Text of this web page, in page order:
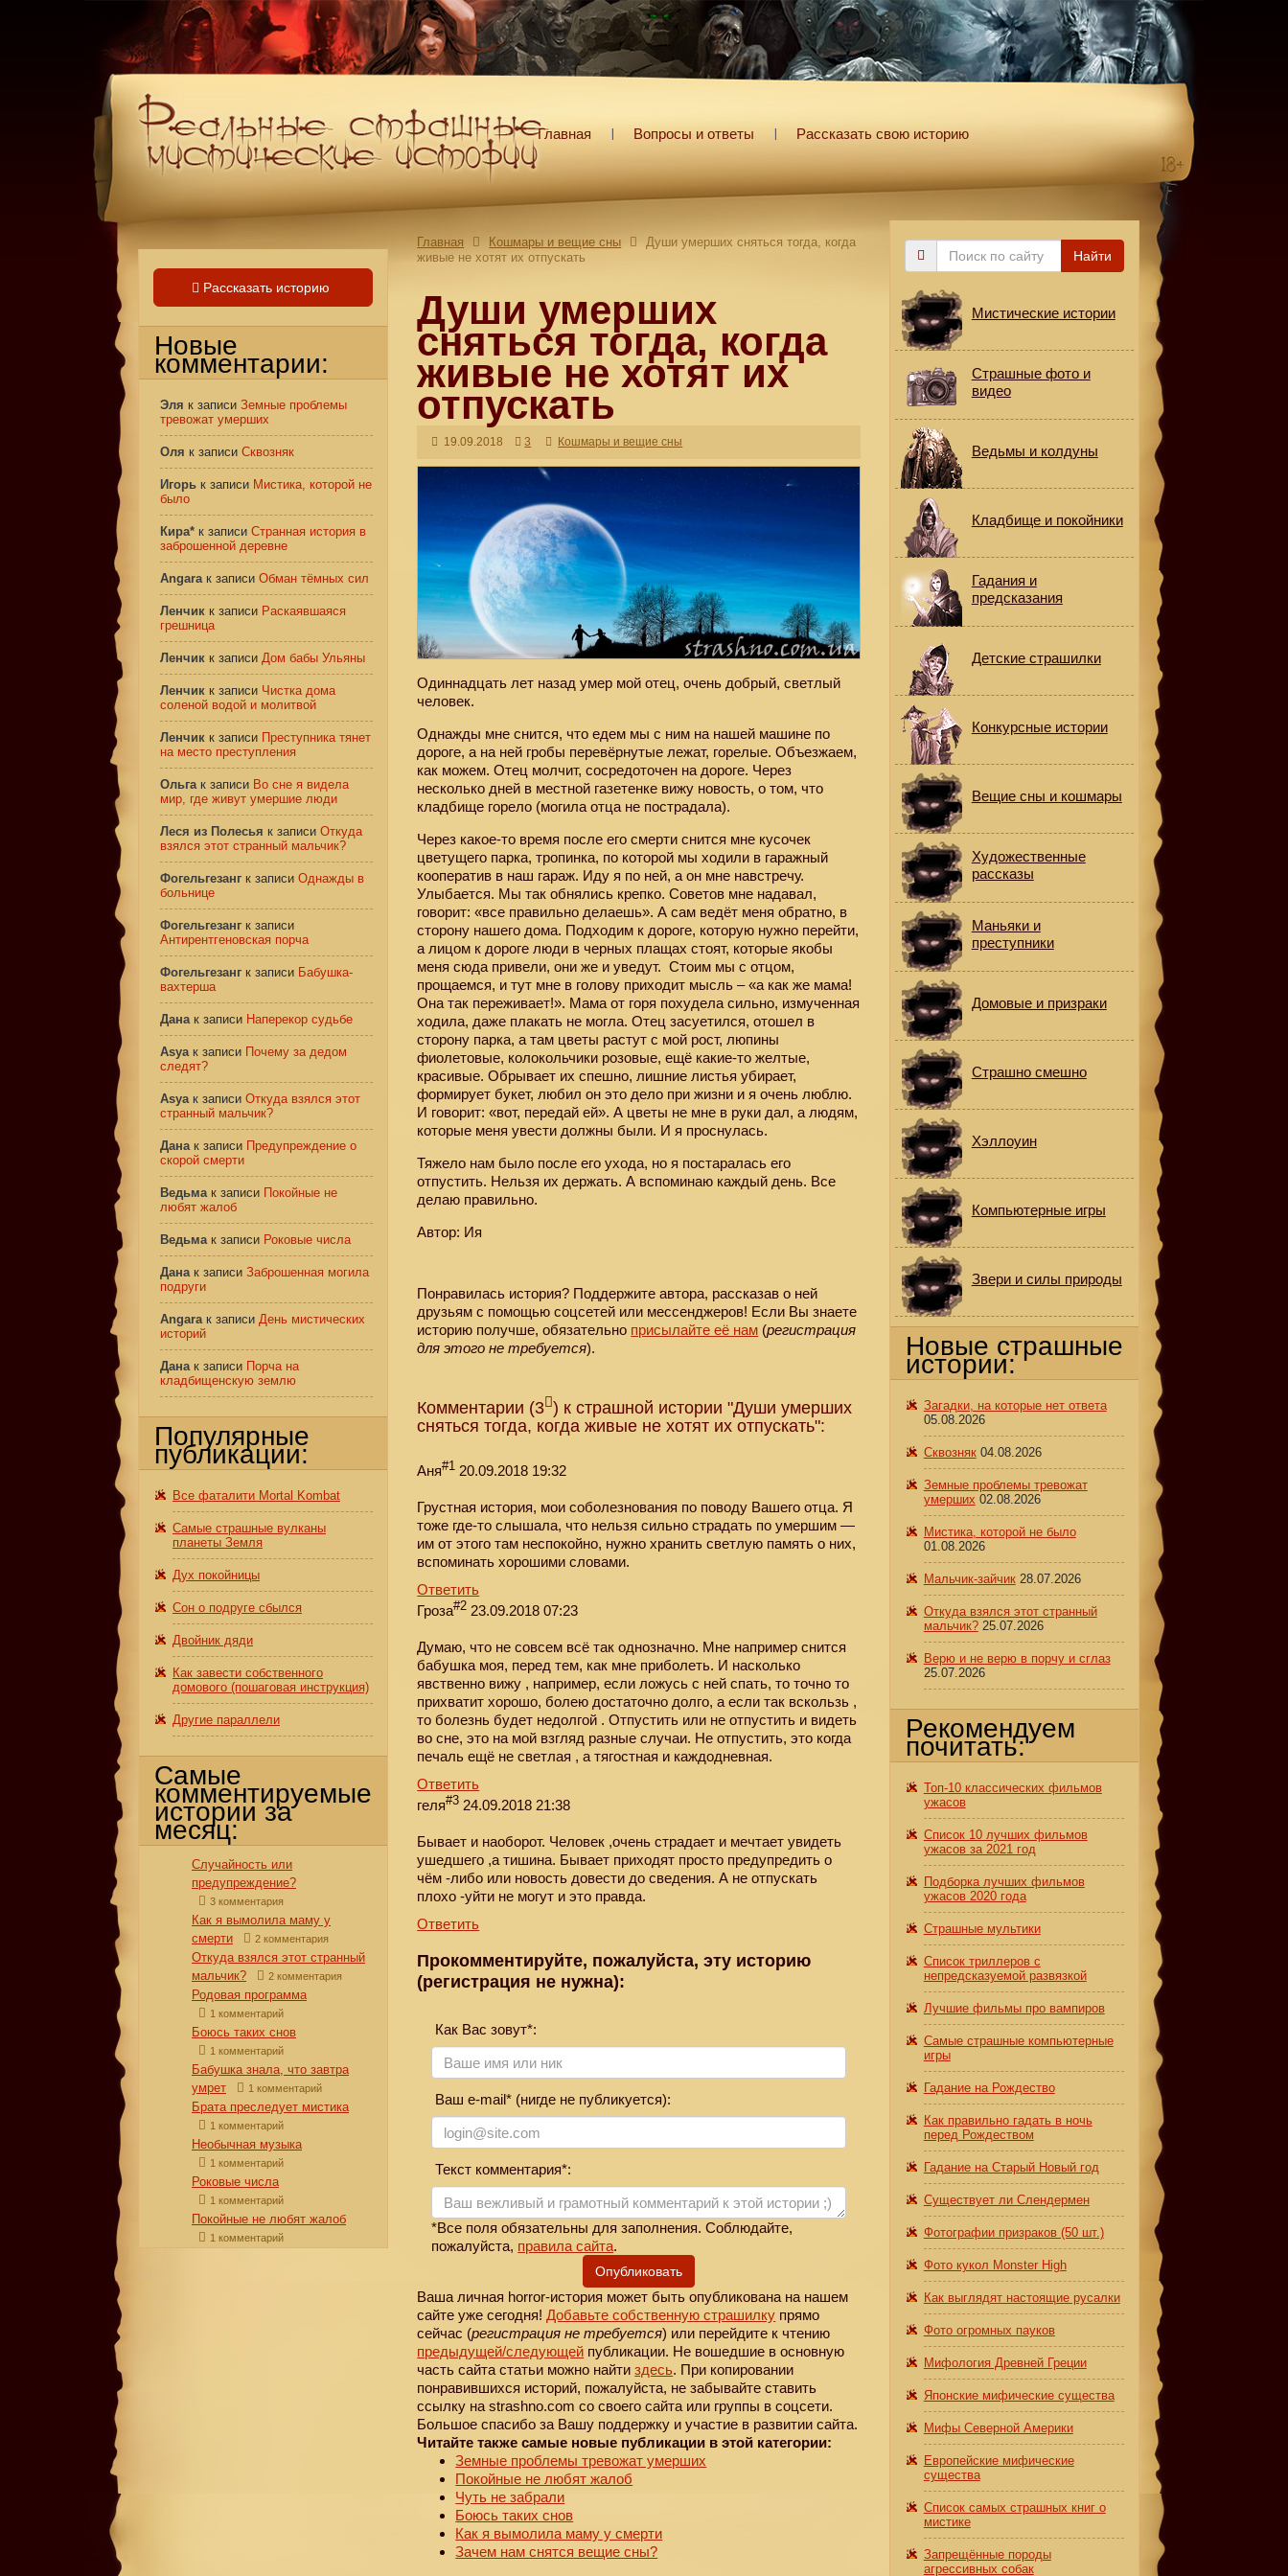
Главная Вопросы и ответы Рассказать свою историю
Главная Кошмары и вещие сны
Души умерших сняться тогда, когда
живые не хотят их отпускать
Души умерших
сняться тогда, когда
живые не хотят их
отпускать
19.09.2018 3 Кошмары и вещие сны
Одиннадцать лет назад умер мой отец, очень добрый, светлый
человек.
Однажды мне снится, что едем мы с ним на нашей машине по
дороге, а на ней гробы перевёрнутые лежат, горелые. Объезжаем,
как можем. Отец молчит, сосредоточен на дороге. Через
несколько дней в местной газетенке вижу новость, о том, что
кладбище горело (могила отца не пострадала).
Через какое-то время после его смерти снится мне кусочек
цветущего парка, тропинка, по которой мы ходили в гаражный
кооператив в наш гараж. Иду я по ней, а он мне навстречу.
Улыбается. Мы так обнялись крепко. Советов мне надавал,
говорит: «все правильно делаешь». А сам ведёт меня обратно, в
сторону нашего дома. Подходим к дороге, которую нужно перейти,
а лицом к дороге люди в черных плащах стоят, которые якобы
меня сюда привели, они же и уведут. Стоим мы с отцом,
прощаемся, и тут мне в голову приходит мысль – «а как же мама!
Она так переживает!». Мама от горя похудела сильно, измученная
ходила, даже плакать не могла. Отец засуетился, отошел в
сторону парка, а там цветы растут с мой рост, люпины
фиолетовые, колокольчики розовые, ещё какие-то желтые,
красивые. Обрывает их спешно, лишние листья убирает,
формирует букет, любил он это дело при жизни и я очень люблю.
И говорит: «вот, передай ей». А цветы не мне в руки дал, а людям,
которые меня увести должны были. И я проснулась.
Тяжело нам было после его ухода, но я постаралась его
отпустить. Нельзя их держать. А вспоминаю каждый день. Все
делаю правильно.
Автор: Ия
Понравилась история? Поддержите автора, рассказав о ней
друзьям с помощью соцсетей или мессенджеров! Если Вы знаете
историю получше, обязательно присылайте её нам (регистрация
для этого не требуется).
Комментарии (3 ) к страшной истории "Души умерших
сняться тогда, когда живые не хотят их отпускать":
Аня#1 20.09.2018 19:32
Грустная история, мои соболезнования по поводу Вашего отца. Я
тоже где-то слышала, что нельзя сильно страдать по умершим —
им от этого там неспокойно, нужно хранить светлую память о них,
вспоминать хорошими словами.
Ответить
Гроза#2 23.09.2018 07:23
Думаю, что не совсем всё так однозначно. Мне например снится
бабушка моя, перед тем, как мне приболеть. И насколько
явственно вижу , например, если ложусь с ней спать, то точно то
прихватит хорошо, болею достаточно долго, а если так вскользь ,
то болезнь будет недолгой . Отпустить или не отпустить и видеть
во сне, это на мой взгляд разные случаи. Не отпустить, это когда
печаль ещё не светлая , а тягостная и каждодневная.
Ответить
геля#3 24.09.2018 21:38
Бывает и наоборот. Человек ,очень страдает и мечтает увидеть
ушедшего ,а тишина. Бывает приходят просто предупредить о
чём -либо или новость довести до сведения. А не отпускать
плохо -уйти не могут и это правда.
Ответить
Прокомментируйте, пожалуйста, эту историю
(регистрация не нужна):
Как Вас зовут*:
Ваш e-mail* (нигде не публикуется):
Текст комментария*:
*Все поля обязательны для заполнения. Соблюдайте,
пожалуйста, правила сайта.
Опубликовать
Ваша личная horror-история может быть опубликована на нашем
сайте уже сегодня!Добавьте собственную страшилку прямо
сейчас (регистрация не требуется) или перейдите к чтению
предыдущей/следующей публикации. Не вошедшие в основную
часть сайта статьи можно найтиздесь. При копировании
понравившихся историй, пожалуйста, не забывайте ставить
ссылку на strashno.com со своего сайта или группы в соцсети.
Большое спасибо за Вашу поддержку и участие в развитии сайта.
Читайте также самые новые публикации в этой категории:
Земные проблемы тревожат умерших
Покойные не любят жалоб
Чуть не забрали
Боюсь таких снов
Как я вымолила маму у смерти
Зачем нам снятся вещие сны?
Рассказать историю
Новые
комментарии:
Эля к записи Земные проблемы
тревожат умерших
Оля к записи Сквозняк
Игорь к записи Мистика, которой не
было
Кира* к записи Странная история в
заброшенной деревне
Angaraк записи Обман тёмных сил
Ленчик к записи Раскаявшаяся
грешница
Ленчик к записи Дом бабы Ульяны
Ленчик к записи Чистка дома
соленой водой и молитвой
Ленчик к записи Преступника тянет
на место преступления
Ольгак записи Во сне я видела
мир, где живут умершие люди
Леся из Полесья к записи Откуда
взялся этот странный мальчик?
Фогельгезанг к записи Однажды в
больнице
Фогельгезанг к записи
Антирентгеновская порча
Фогельгезанг к записи Бабушка-
вахтерша
Данак записи Наперекор судьбе
Asyaк записи Почему за дедом
следят?
Asyaк записи Откуда взялся этот
странный мальчик?
Данак записи Предупреждение о
скорой смерти
Ведьмак записи Покойные не
любят жалоб
Ведьмак записи Роковые числа
Данак записи Заброшенная могила
подруги
Angaraк записи День мистических
историй
Данак записи Порча на
кладбищенскую землю
Популярные
публикации:
Все фаталити Mortal Kombat
Самые страшные вулканы
планеты Земля
Дух покойницы
Сон о подруге сбылся
Двойник дяди
Как завести собственного
домового (пошаговая инструкция)
Другие параллели
Самые
комментируемые
истории за
месяц:
Случайность или
предупреждение?
3 комментария
Как я вымолила маму у
смерти
2 комментария
Откуда взялся этот странный
мальчик?
2 комментария
Родовая программа
1 комментарий
Боюсь таких снов
1 комментарий
Бабушка знала, что завтра
умрет
1 комментарий
Брата преследует мистика
1 комментарий
Необычная музыка
1 комментарий
Роковые числа
1 комментарий
Покойные не любят жалоб
1 комментарий
Поиск
Найти
Мистические истории
Страшные фото и
видео
Ведьмы и колдуны
Кладбище и покойники
Гадания и
предсказания
Детские страшилки
Конкурсные истории
Вещие сны и кошмары
Художественные
рассказы
Маньяки и
преступники
Домовые и призраки
Страшно смешно
Хэллоуин
Компьютерные игры
Звери и силы природы
Новые страшные
истории:
Загадки, на которые нет ответа
05.08.2026
Сквозняк 04.08.2026
Земные проблемы тревожат
умерших 02.08.2026
Мистика, которой не было
01.08.2026
Мальчик-зайчик 28.07.2026
Откуда взялся этот странный
мальчик? 25.07.2026
Верю и не верю в порчу и сглаз
25.07.2026
Рекомендуем
почитать:
Топ-10 классических фильмов
ужасов
Список 10 лучших фильмов
ужасов за 2021 год
Подборка лучших фильмов
ужасов 2020 года
Страшные мультики
Список триллеров с
непредсказуемой развязкой
Лучшие фильмы про вампиров
Самые страшные компьютерные
игры
Гадание на Рождество
Как правильно гадать в ночь
перед Рождеством
Гадание на Старый Новый год
Существует ли Слендермен
Фотографии призраков (50 шт.)
Фото кукол Monster High
Как выглядят настоящие русалки
Фото огромных пауков
Мифология Древней Греции
Японские мифические существа
Мифы Северной Америки
Европейские мифические
существа
Список самых страшных книг о
мистике
Запрещённые породы
агрессивных собак